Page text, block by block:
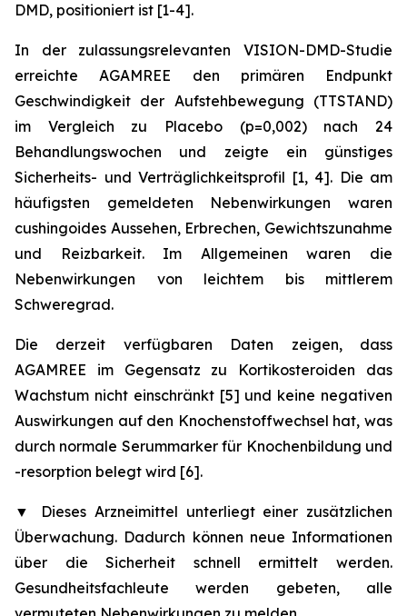
DMD, positioniert ist [1-4].
In der zulassungsrelevanten VISION-DMD-Studie
erreichte AGAMREE den primären Endpunkt
Geschwindigkeit der Aufstehbewegung (TTSTAND)
im Vergleich zu Placebo (p=0,002) nach 24
Behandlungswochen und zeigte ein günstiges
Sicherheits- und Verträglichkeitsprofil [1, 4]. Die am
häufigsten gemeldeten Nebenwirkungen waren
cushingoides Aussehen, Erbrechen, Gewichtszunahme
und Reizbarkeit. Im Allgemeinen waren die
Nebenwirkungen von leichtem bis mittlerem
Schweregrad.
Die derzeit verfügbaren Daten zeigen, dass
AGAMREE im Gegensatz zu Kortikosteroiden das
Wachstum nicht einschränkt [5] und keine negativen
Auswirkungen auf den Knochenstoffwechsel hat, was
durch normale Serummarker für Knochenbildung und
-resorption belegt wird [6].
▼
Dieses Arzneimittel unterliegt einer zusätzlichen
Überwachung. Dadurch können neue Informationen
über die Sicherheit schnell ermittelt werden.
Gesundheitsfachleute werden gebeten, alle